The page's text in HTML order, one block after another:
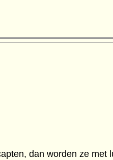
dan worden ze met